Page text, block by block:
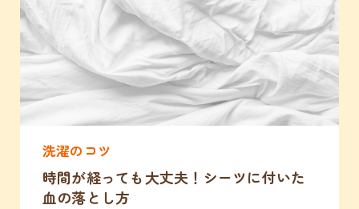
洗濯のコツ
時間が経っても大丈夫！シーツに付いた
血の落とし方